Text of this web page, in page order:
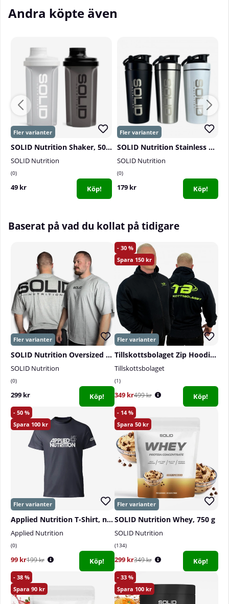
Andra köpte även
SOLID Nutrition Shaker, 500 ml
SOLID Nutrition
0
49 kr Köp!
SOLID Nutrition Stainless Steel Shaker, 750 ml
SOLID Nutrition
0
179 kr Köp!
Baserat på vad du kollat på tidigare
SOLID Nutrition Oversized Tee, grey/black
SOLID Nutrition
0
299 kr Köp!
30
150
Tillskottsbolaget Zip Hoodie, black
Tillskottsbolaget
1
349 kr499 kr Köp!
50
100
Applied Nutrition T-Shirt, navy
Applied Nutrition
0
99 kr199 kr Köp!
14
50
SOLID Nutrition Whey, 750 g
SOLID Nutrition
134
299 kr349 kr Köp!
38
90
33
100